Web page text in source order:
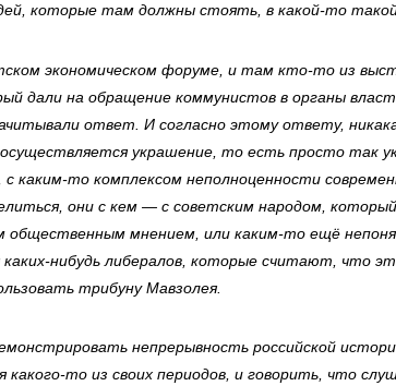
которые там должны стоять, в какой-то
экономическом форуме, и там кто-то из
дали на обращение коммунистов в органы
ответ. И согласно этому ответу,
украшение, то есть просто так
с каким-то комплексом неполноценности
они с кем — с советским народом,
общественным мнением, или каким-то ещё
нибудь либералов, которые считают, что
трибуну Мавзолея.
непрерывность российской
какого-то из своих периодов, и говорить, что